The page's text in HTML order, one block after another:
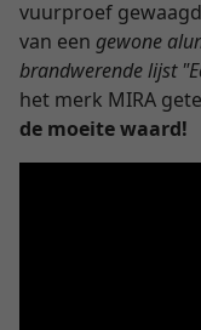
vuurproef
van een gewone
brandwerende lijst
het merk MIRA
de moeite waard!